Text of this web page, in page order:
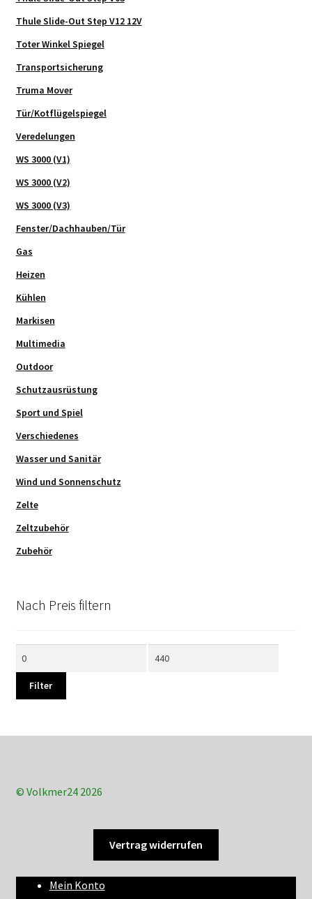
Thule Slide-Out Step V12 12V
Toter Winkel Spiegel
Transportsicherung
Truma Mover
Tür/Kotflügelspiegel
Veredelungen
WS 3000 (V1)
WS 3000 (V2)
WS 3000 (V3)
Fenster/Dachhauben/Tür
Gas
Heizen
Kühlen
Markisen
Multimedia
Outdoor
Schutzausrüstung
Sport und Spiel
Verschiedenes
Wasser und Sanitär
Wind und Sonnenschutz
Zelte
Zeltzubehör
Zubehör
Nach Preis filtern
Filter
© Volkmer24 2026
Vertrag widerrufen
Mein Konto